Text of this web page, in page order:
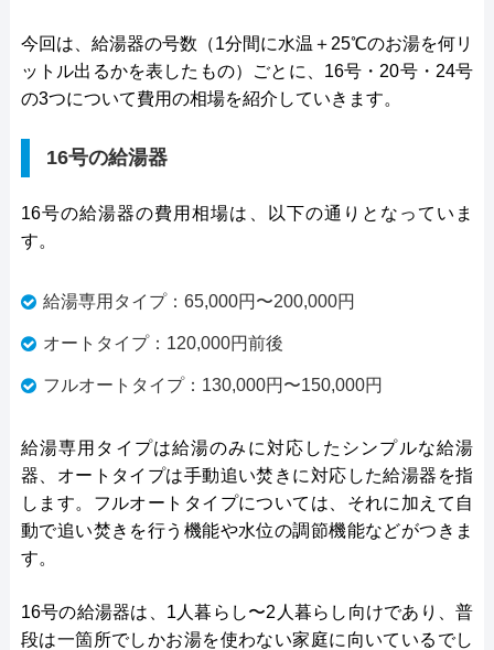
今回は、給湯器の号数（1分間に水温＋25℃のお湯を何リ
ットル出るかを表したもの）ごとに、16号・20号・24号
の3つについて費用の相場を紹介していきます。
16号の給湯器
16号の給湯器の費用相場は、以下の通りとなっていま
す。
給湯専用タイプ：65,000円〜200,000円
オートタイプ：120,000円前後
フルオートタイプ：130,000円〜150,000円
給湯専用タイプは給湯のみに対応したシンプルな給湯
器、オートタイプは手動追い焚きに対応した給湯器を指
します。フルオートタイプについては、それに加えて自
動で追い焚きを行う機能や水位の調節機能などがつきま
す。
16号の給湯器は、1人暮らし〜2人暮らし向けであり、普
段は一箇所でしかお湯を使わない家庭に向いているでし